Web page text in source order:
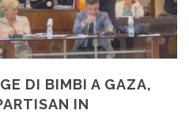
DI BIMBI A GAZA,
IN